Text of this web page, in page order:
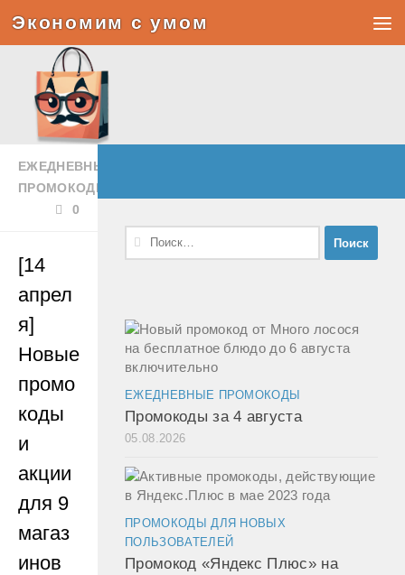
Под записью
Экономим с умом
ЕЖЕДНЕВНЫЕ
ПРОМОКОДЫ
0
[14
апрел
я]
Новые
промо
коды
и
акции
для 9
магаз
инов
Найти:
ЕЖЕДНЕВНЫЕ ПРОМОКОДЫ
Промокоды за 4 августа
05.08.2026
ПРОМОКОДЫ ДЛЯ НОВЫХ
ПОЛЬЗОВАТЕЛЕЙ
Промокод «Яндекс Плюс» на